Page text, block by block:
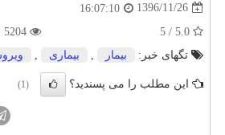
1396/11/26
16:07:10
تگهای خبر:
بیمار بیماری
این مطلب را می پسندید؟ (1)